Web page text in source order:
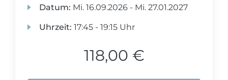
Datum: Mi. 16.09.2026 - Mi. 27.01.2027
Uhrzeit: 17:45 - 19:15 Uhr
118,00 €